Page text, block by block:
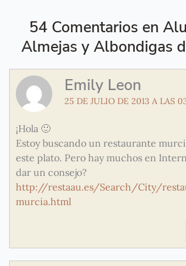
54 Comentarios en
Almejas y Albondigas
Emily Leon
25 DE JULIO DE 2013 A LAS
¡Hola 🙂
Estoy buscando un restaurante
este plato. Pero hay muchos en
dar un consejo?
http://restaau.es/Search/City/
murcia.html